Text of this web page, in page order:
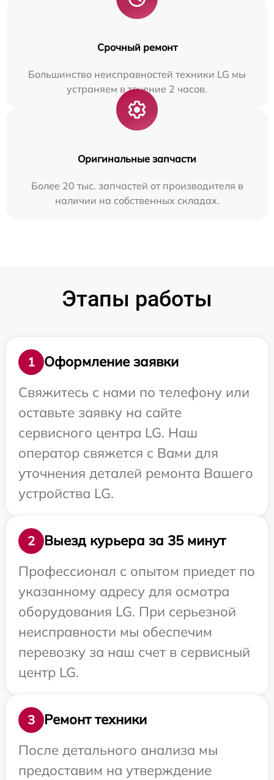
Срочный ремонт
Большинство неисправностей техники LG мы
устраняем в течение 2 часов.
Оригинальные запчасти
Более 20 тыс. запчастей от производителя в
наличии на собственных складах.
Этапы работы
1
Оформление заявки
Свяжитесь с нами по телефону или
оставьте заявку на сайте
сервисного центра LG. Наш
оператор свяжется с Вами для
уточнения деталей ремонта Вашего
устройства LG.
2
Выезд курьера за 35 минут
Профессионал с опытом приедет по
указанному адресу для осмотра
оборудования LG. При серьезной
неисправности мы обеспечим
перевозку за наш счет в сервисный
центр LG.
3
Ремонт техники
После детального анализа мы
предоставим на утверждение